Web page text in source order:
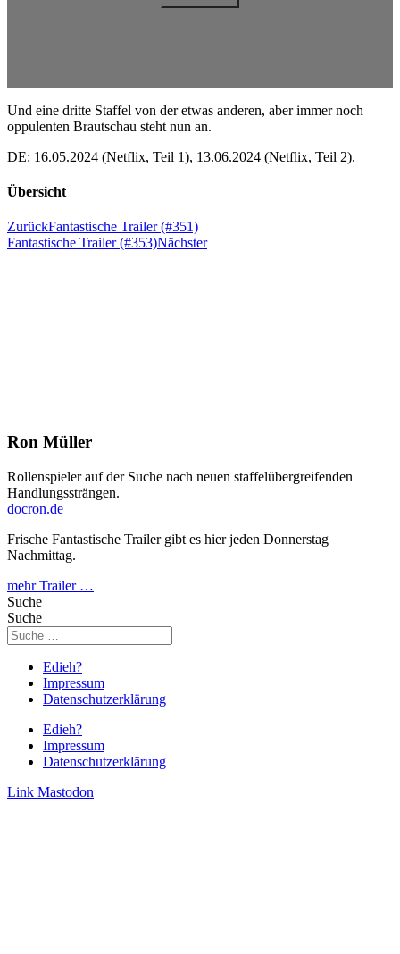
Und eine dritte Staffel von der etwas anderen, aber immer noch
oppulenten Brautschau steht nun an.
DE: 16.05.2024 (Netflix, Teil 1), 13.06.2024 (Netflix, Teil 2).
Übersicht
ZurückFantastische Trailer (#351)
Fantastische Trailer (#353)Nächster
Ron Müller
Rollenspieler auf der Suche nach neuen staffelübergreifenden
Handlungssträngen.
docron.de
Frische Fantastische Trailer gibt es hier jeden Donnerstag
Nachmittag.
mehr Trailer …
Suche
Suche
Edieh?
Impressum
Datenschutzerklärung
Edieh?
Impressum
Datenschutzerklärung
Link Mastodon